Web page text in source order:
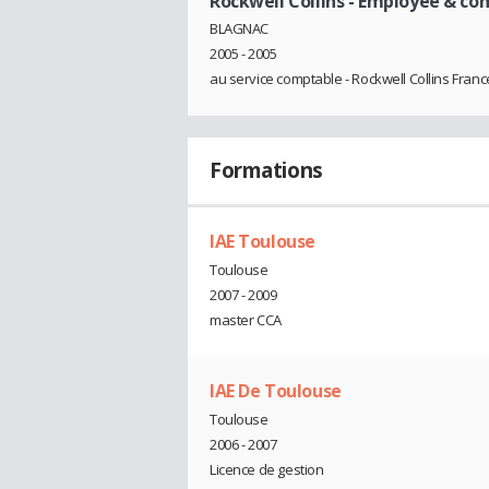
BLAGNAC
2005 - 2005
au service comptable - Rockwell Collins
Formations
IAE Toulouse
Toulouse
2007 - 2009
master CCA
IAE De Toulouse
Toulouse
2006 - 2007
Licence de gestion